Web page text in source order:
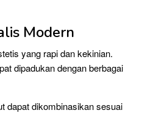
Modern
yang rapi dan kekinian.
dipadukan dengan berbagai
dapat dikombinasikan sesuai